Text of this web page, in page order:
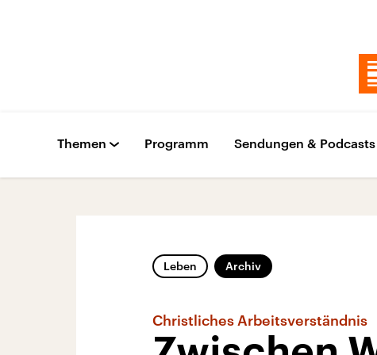
Themen Programm Sendungen & Podcasts
Leben Archiv
Christliches Arbeitsverständnis